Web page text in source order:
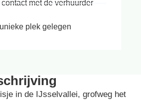
met de verhuurder
plek gelegen
in de IJsselvallei, grofweg het